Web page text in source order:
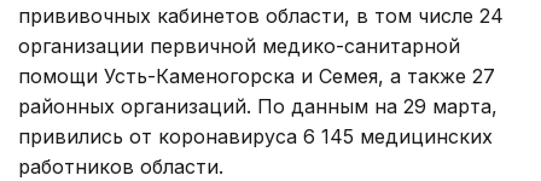
прививочных кабинетов области, в том числе 24
организации первичной медико-санитарной
помощи Усть-Каменогорска и Семея, а также 27
районных организаций. По данным на 29 марта,
привились от коронавируса 6 145 медицинских
работников области.